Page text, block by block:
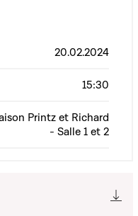
20.02.2024
15:30
Printz et Richard
- Salle 1 et 2